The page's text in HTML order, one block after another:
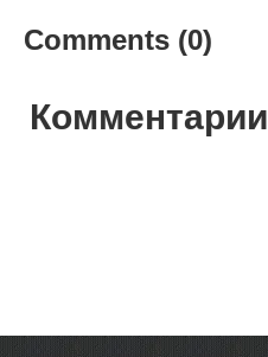
Comments (0)
Комментарии